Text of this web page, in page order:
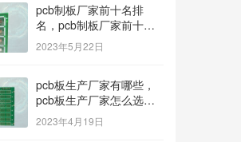
pcb制板厂家前十名排
名，pcb制板厂家前十名
排名榜？
2023年5月22日
pcb板生产厂家有哪些，
pcb板生产厂家怎么选
择？
2023年4月19日